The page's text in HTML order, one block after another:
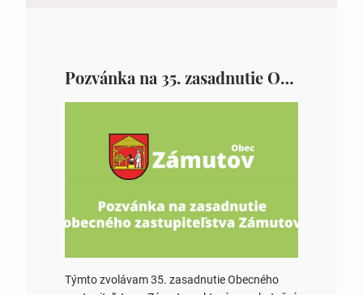
Pozvánka na 35. zasadnutie OZ v Zámutove
Týmto zvolávam 35. zasadnutie Obecného